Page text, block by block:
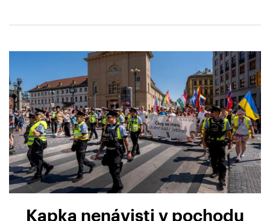
Kapka nenávisti v pochodu